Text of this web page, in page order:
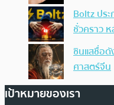
Boltz ปร
ชั่วคราว
ซินแสชื่อดั
ศาสตร์จีน
เป้าหมายของเรา